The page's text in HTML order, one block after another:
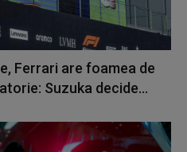
Ferrari are foamea de
Suzuka decide...